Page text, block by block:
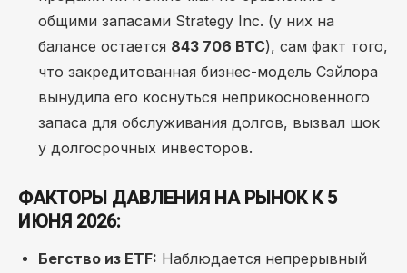
общими запасами Strategy Inc. (у них на
балансе остается 843 706 BTC), сам факт того,
что закредитованная бизнес-модель Сэйлора
вынудила его коснуться неприкосновенного
запаса для обслуживания долгов, вызвал шок
у долгосрочных инвесторов.
ФАКТОРЫ ДАВЛЕНИЯ НА РЫНОК К 5
ИЮНЯ 2026:
Бегство из ETF: Наблюдается непрерывный